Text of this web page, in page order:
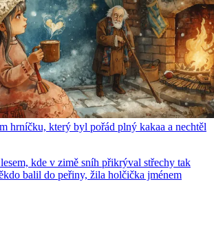
hrníčku, který byl pořád plný kakaa a nechtěl
kde v zimě sníh přikrýval střechy tak
balil do peřiny, žila holčička jménem